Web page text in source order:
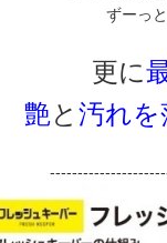
ずーっ
更に
艶と 汚れを